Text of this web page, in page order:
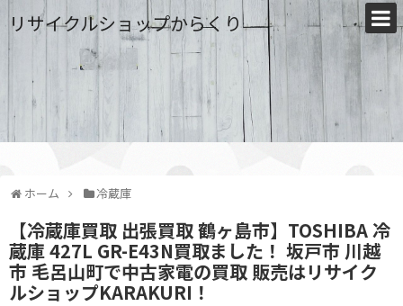
リサイクルショップからくり
ホーム 冷蔵庫
【冷蔵庫買取 出張買取 鶴ヶ島市】TOSHIBA 冷
蔵庫 427L GR-E43N買取ました！ 坂戸市 川越
市 毛呂山町で中古家電の買取 販売はリサイク
ルショップKARAKURI！